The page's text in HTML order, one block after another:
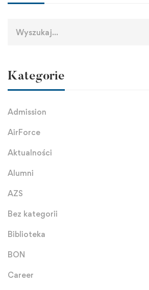
Kategorie
Admission
AirForce
Aktualności
Alumni
AZS
Bez kategorii
Biblioteka
BON
Career